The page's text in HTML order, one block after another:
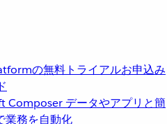
の無料トライアルお申込み
Composer データやアプリと簡
業務を自動化